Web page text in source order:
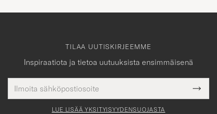
TILAA UUTISKIRJEEMME
Inspiraatiota ja tietoa uutuuksista ensimmäisenä
tieto
Tack
för
LUE LISÄÄ YKSITYISYYDENSUOJASTA